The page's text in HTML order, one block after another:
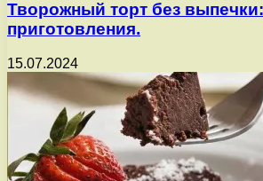
Творожный торт без
приготовления.
15.07.2024